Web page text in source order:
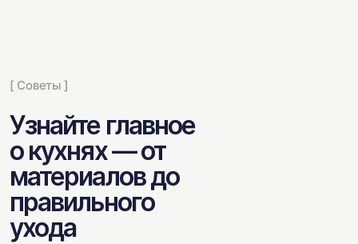
[ Советы ]
Узнайте главное
о кухнях — от
материалов до
правильного
ухода